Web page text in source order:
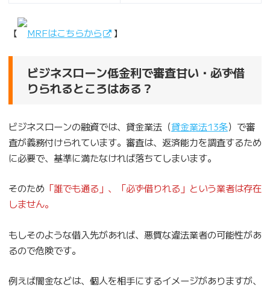
【 MRFはこちらから 】
ビジネスローン低金利で審査甘い・必ず借
りられるところはある？
ビジネスローンの融資では、貸金業法（貸金業法13条）で審
査が義務付けられています。審査は、返済能力を調査するため
に必要で、基準に満たなければ落ちてしまいます。
そのため 「誰でも通る」、「必ず借りれる」という業者は存在
しません。
もしそのような借入先があれば、悪質な違法業者の可能性があ
るので危険です。
例えば闇金などは、個人を相手にするイメージがありますが、